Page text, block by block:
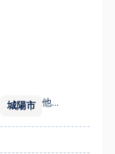
城陽市 他...